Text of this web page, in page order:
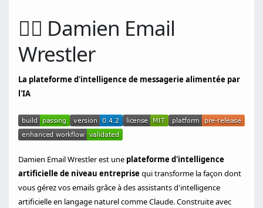
🤼‍♂️ Damien Email
Wrestler
La plateforme d'intelligence de messagerie alimentée par
l'IA
Damien Email Wrestler est une plateforme d'intelligence
artificielle de niveau entreprisequi transforme la façon dont
vous gérez vos emails grâce à des assistants d'intelligence
artificielle en langage naturel comme Claude. Construite avec